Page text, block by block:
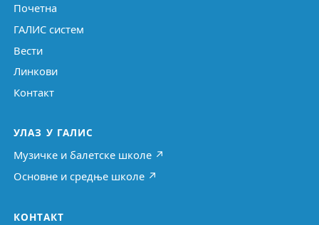
Почетна
ГАЛИС систем
Вести
Линкови
Контакт
УЛАЗ У ГАЛИС
Музичке и балетске школе ↗
Основне и средње школе ↗
КОНТАКТ